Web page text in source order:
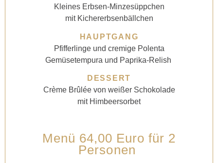
Kleines Erbsen-Minzesüppchen
mit Kichererbsenbällchen
HAUPTGANG
Pfifferlinge und cremige Polenta
Gemüsetempura und Paprika-Relish
DESSERT
Crème Brûlée von weißer Schokolade
mit Himbeersorbet
Menü 64,00 Euro für 2
Personen